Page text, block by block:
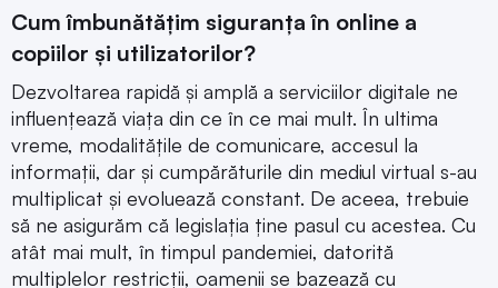
Cum îmbunătățim siguranța în online a
copiilor și utilizatorilor?
Dezvoltarea rapidă și amplă a serviciilor digitale ne
influențează viața din ce în ce mai mult. În ultima
vreme, modalitățile de comunicare, accesul la
informații, dar și cumpărăturile din mediul virtual s-au
multiplicat și evoluează constant. De aceea, trebuie
să ne asigurăm că legislația ține pasul cu acestea. Cu
atât mai mult, în timpul pandemiei, datorită
multiplelor restricții, oamenii se bazează cu